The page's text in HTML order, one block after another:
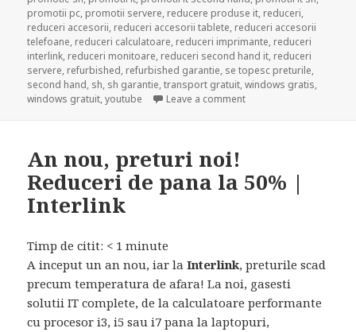
promotii pc, promotii servere, reducere produse it, reduceri,
reduceri accesorii, reduceri accesorii tablete, reduceri accesorii
telefoane, reduceri calculatoare, reduceri imprimante, reduceri
interlink, reduceri monitoare, reduceri second hand it, reduceri
servere, refurbished, refurbished garantie, se topesc preturile,
second hand, sh, sh garantie,transport gratuit,windows gratis,
windows gratuit,youtube Leave a commenton Se topesc preturile!
An nou, preturi noi!
Reduceri de pana la 50% |
Interlink
Timp de citit: < 1 minute
A inceput un an nou, iar laInterlink, preturile scad
precum temperatura de afara! La noi, gasesti
solutii IT complete, de la calculatoare performante
cu procesor i3, i5 sau i7 pana la laptopuri,